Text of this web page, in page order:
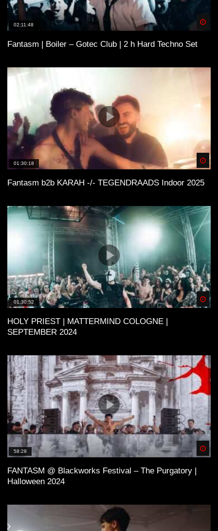
02:11:48
Fantasm | Boiler – Gotec Club | 2 h Hard Techno Set
01:30:18
Fantasm b2b KARAH -/- TEGENDRAADS Indoor 2025
01:30:52
HOLY PRIEST | MATTERMIND COLOGNE |
SEPTEMBER 2024
58:28
FANTASM @ Blackworks Festival – The Purgatory |
Halloween 2024